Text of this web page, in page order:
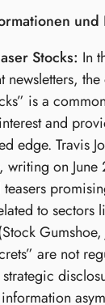
Stocks: In
newsletters,
is a
and
edge. Travis
writing on
teasers
to sectors
are not